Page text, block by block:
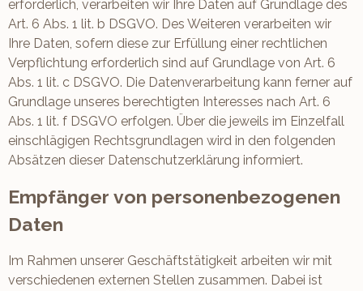
erforderlich, verarbeiten wir Ihre Daten auf Grundlage des
Art. 6 Abs. 1 lit. b DSGVO. Des Weiteren verarbeiten wir
Ihre Daten, sofern diese zur Erfüllung einer rechtlichen
Verpflichtung erforderlich sind auf Grundlage von Art. 6
Abs. 1 lit. c DSGVO. Die Datenverarbeitung kann ferner auf
Grundlage unseres berechtigten Interesses nach Art. 6
Abs. 1 lit. f DSGVO erfolgen. Über die jeweils im Einzelfall
einschlägigen Rechtsgrundlagen wird in den folgenden
Absätzen dieser Datenschutzerklärung informiert.
Empfänger von personenbezogenen
Daten
Im Rahmen unserer Geschäftstätigkeit arbeiten wir mit
verschiedenen externen Stellen zusammen. Dabei ist